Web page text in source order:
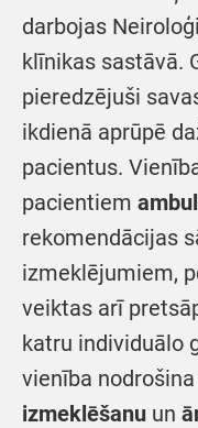
darbojas
klīnikas sastāvā.
pieredzējuši
ikdienā aprūpē
pacientus.
pacientiem
rekomendācijas
izmeklējumiem,
veiktas arī
katru individuālo
vienība
izmeklēšanu un